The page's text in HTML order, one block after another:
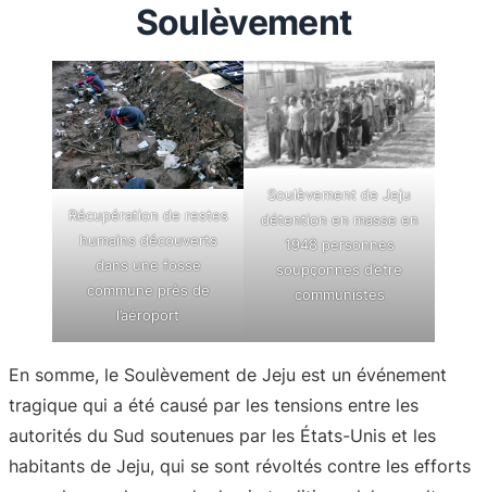
Soulèvement
Récupération de restes
humains découverts
dans une fosse
commune près de
l’aéroport
Soulèvement de Jeju
détention en masse en
1948 personnes
soupçonnes d’etre
communistes
En somme, le Soulèvement de Jeju est un événement
tragique qui a été causé par les tensions entre les
autorités du Sud soutenues par les États-Unis et les
habitants de Jeju, qui se sont révoltés contre les efforts